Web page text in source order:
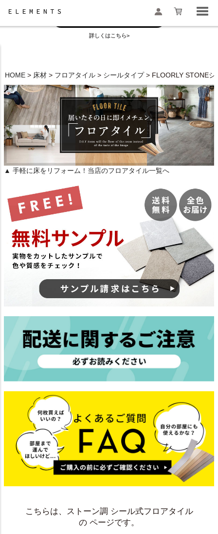
お盆の模様替えは今がおすすめ！
詳しくはこちら>
HOME 床材 フロアタイル シールタイプ FLOORLY STONE
▲ 手軽に床をリフォーム！当店のフロアタイル一覧へ
こちらは、ストーン調 シール式フロアタイル
の ページです。